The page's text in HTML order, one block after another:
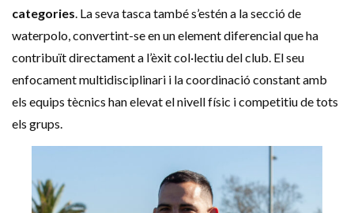
categories . La seva tasca també s’estén a la secció de
waterpolo, convertint-se en un element diferencial que ha
contribuït directament a l’èxit col·lectiu del club. El seu
enfocament multidisciplinari i la coordinació constant amb
els equips tècnics han elevat el nivell físic i competitiu de tots
els grups.